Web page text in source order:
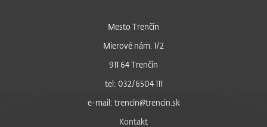
Mesto Trenčín
Mierové nám. 1/2
911 64 Trenčín
tel: 032/6504 111
e-mail: trencin@trencin.sk
Kontakt